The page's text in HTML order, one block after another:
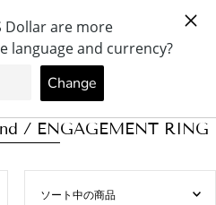
/ ENGAGEMENT RING